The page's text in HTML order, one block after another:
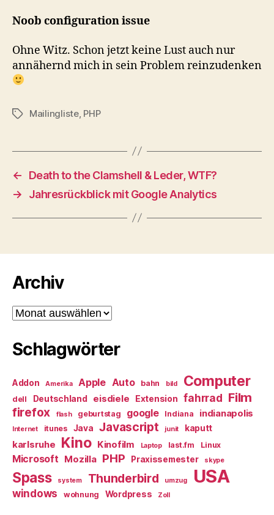
Noob configuration issue
Ohne Witz. Schon jetzt keine Lust auch nur
annähernd mich in sein Problem reinzudenken
Schlagwörter
Mailingliste, PHP
←
Death to the Clamshell & Leder, WTF?
→
Jahresrückblick mit Google Analytics
Archiv
Archiv
Schlagwörter
Addon Amerika Apple Auto bahn bild Computer
dell Deutschland eisdiele Extension fahrrad Film
firefox flash geburtstag google Indiana indianapolis
Internet itunes Java Javascript junit kaputt
karlsruhe Kino Kinofilm Laptop last.fm Linux
Microsoft Mozilla PHP Praxissemester skype
Spass system Thunderbird umzug USA
windows wohnung Wordpress Zoll